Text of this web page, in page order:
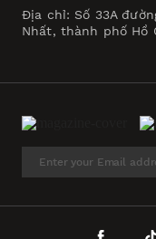
Địa chỉ: Số 33A
Nhất, thành phố Hồ